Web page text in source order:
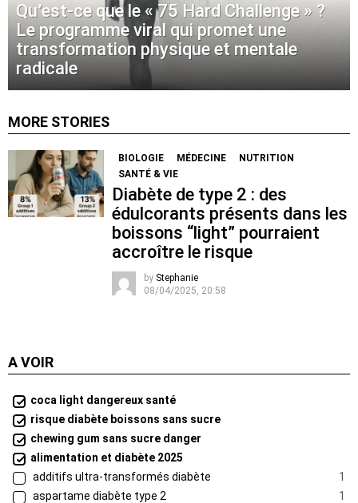
Qu’est-ce que le « 75 Hard Challenge » ?
Le programme viral qui promet une
transformation physique et mentale
radicale
MORE STORIES
BIOLOGIE MÉDECINE
NUTRITION
SANTÉ & VIE
Diabète de type 2 : des
édulcorants présents dans les
boissons “light” pourraient
accroître le risque
by Stephanie
08/04/2025, 20:58
A VOIR
coca light dangereux santé
risque diabète boissons sans sucre
chewing gum sans sucre danger
alimentation et diabète 2025
additifs ultra-transformés diabète
1
aspartame diabète type 2
1